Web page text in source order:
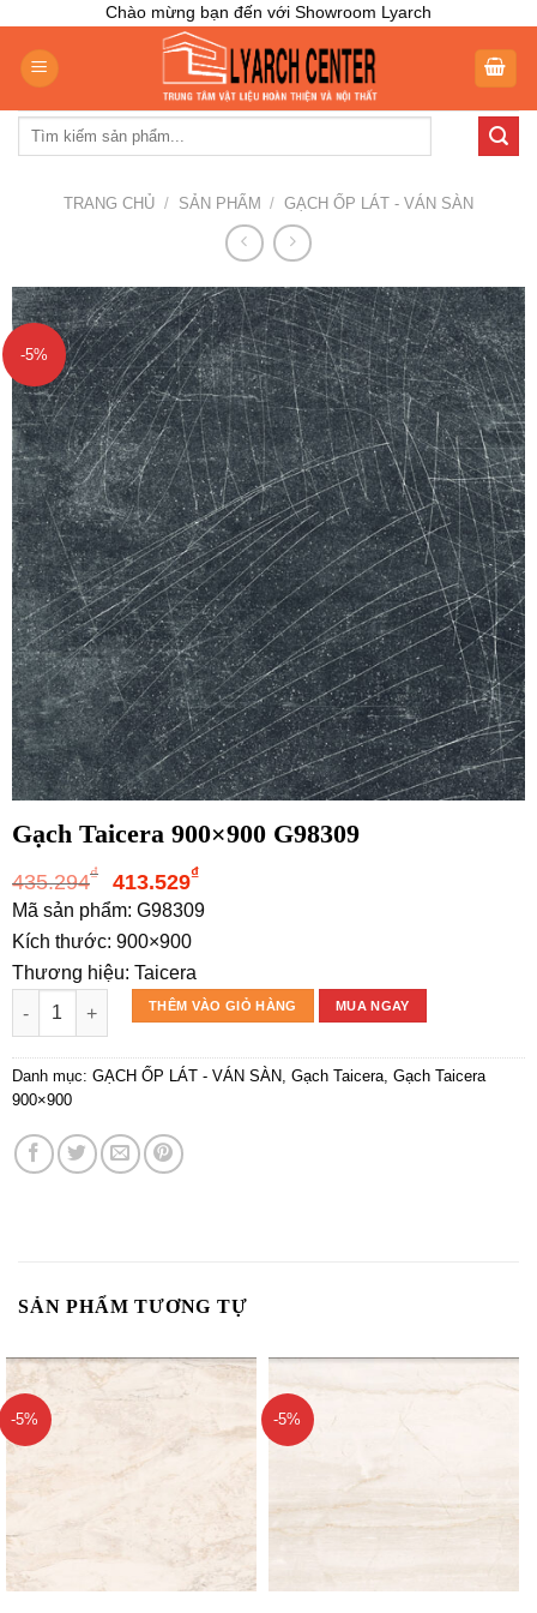
content
Chào mừng bạn đến với Showroom Lyarch
Tìm
TRANG CHỦ / SẢN PHẨM / GẠCH ỐP LÁT - VÁN SÀN
-5%
Gạch Taicera 900×900 G98309
435.294₫
Giá
gốc
là:
435.294₫.
413.529₫Giá
hiện
413.529₫.
Mã sản phẩm: G98309
Kích thước: 900×900
Thương hiệu: Taicera
Gạch Taicera 900x900 G98309 số lượng
THÊM VÀO GIỎ HÀNG MUA NGAY
Danh mục: GẠCH ỐP LÁT - VÁN SÀN, Gạch Taicera, Gạch Taicera
900×900
SẢN PHẨM TƯƠNG TỰ
-5% -5%